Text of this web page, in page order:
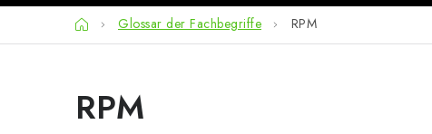
StartseiteGlossar der Fachbegriffe RPM
RPM